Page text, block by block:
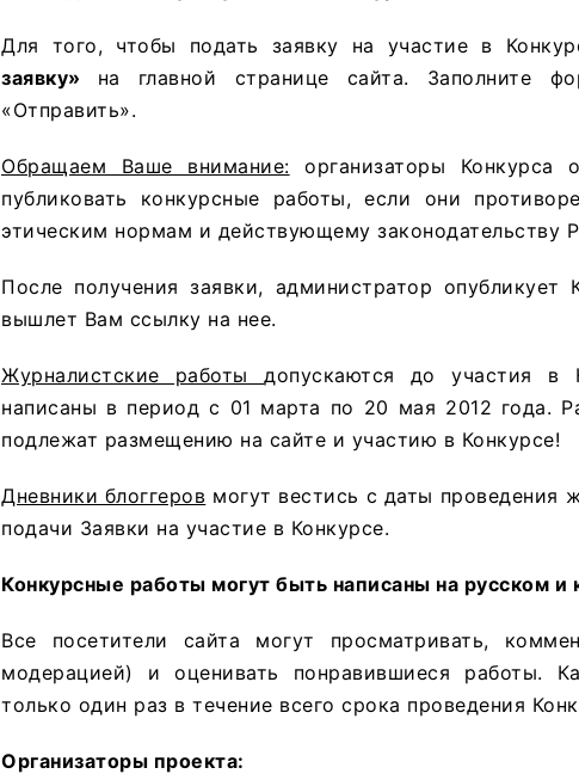
Для того, чтобы подать заявку на участие в
заявку» на главной странице сайта. Заполните
«Отправить».
Обращаем Ваше внимание: организаторы Конкурса
публиковать конкурсные работы, если они
этическим нормам и действующему законодательству
После получения заявки, администратор
вышлет Вам ссылку на нее.
Журналистские работы допускаются до участия в
написаны в период с 01 марта по 20 мая 2012 года.
подлежат размещению на сайте и участию в Конкурсе!
Дневники блоггеров могут вестись с даты проведения
подачи Заявки на участие в Конкурсе.
Конкурсные работы могут быть написаны на русском и
Все посетители сайта могут просматривать,
модерацией) и оценивать понравившиеся работы.
только один раз в течение всего срока проведения
Организаторы проекта: